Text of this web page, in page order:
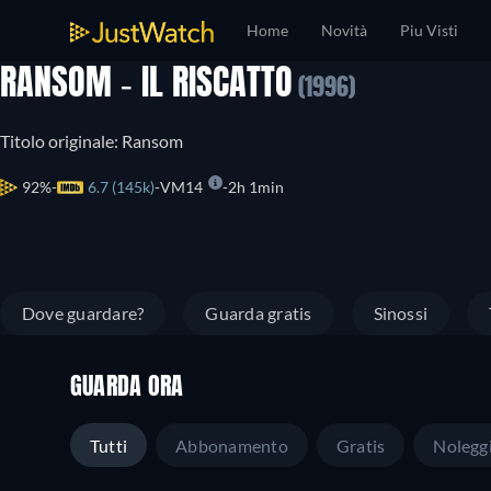
Home Novità Piu Visti
RANSOM - IL RISCATTO (1996)
Titolo originale: Ransom
92% 6.7 (145k) VM14 2h 1min
Dove guardare? Guarda gratis Sinossi
GUARDA ORA
Tutti Abbonamento Gratis